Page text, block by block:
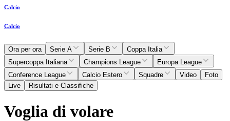
Calcio
Calcio
Ora per ora Serie A Serie B
Coppa Italia
Supercoppa Italiana
Champions League
Europa League
Conference League
Calcio Estero Squadre Video
Foto
Live
Risultati e Classifiche
Voglia di volare